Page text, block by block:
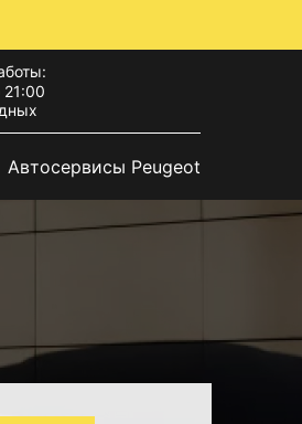
Автосервисы Peugeot